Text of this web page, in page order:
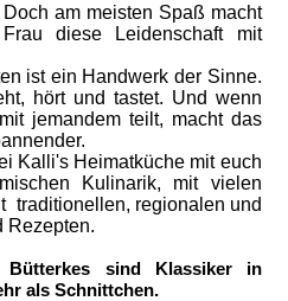
am meisten Spaß macht
diese Leidenschaft mit
ist ein Handwerk der Sinne.
hört und tastet. Und wenn
jemandem teilt, macht das
Kalli's Heimatküche mit euch
Kulinarik, mit vielen
traditionellen, regionalen und
Rezepten.
Bütterkes sind Klassiker in
als Schnittchen.